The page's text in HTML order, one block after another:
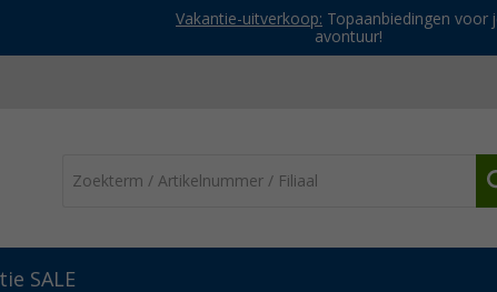
Vakantie-uitverkoop: Topaanbiedingen voor
avontuur!
SALE